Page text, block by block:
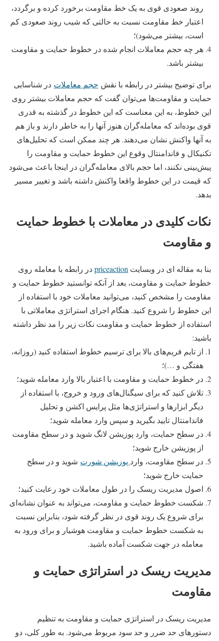
روند صعودی قوی به یک خط مقاومت برخورد کرده و برگردد،
اعتبار خط مقاومت نسبت به حالتی که شیب روند صعودی کم
است، بیشتر می‌شود)؛
هر چه حجم معاملات انجام شده در خطوط حمایت و مقاومت
بیشتر باشد.
برای توضیح بیشتر در رابطه با نقش حجم معاملات در شناسایی
حمایت و مقاومت‌ها می‌توان گفت که حجم معاملات بیشتر روی
این خطوط، به این معناست که این خطوط در گذشته به قدری
قوی بوده‌‌اند که ‌معامله‌گران هنوز آنها را به خاطر دارند و باز هم
به آنها واکنش نشان می‌دهند. هر چند ممکن است که تحلیل‌های
تکنیکال و فاندامنتال وقوع این خطوط حمایت و مقاومت را
‌پیش‌بینی نکنند، اما حجم بالای ‌معامله‌گران در اینجا باعث می‌شود
که قیمت در این خطوط واقعا واکنش داشته باشد و تغییر مسیر
بدهد.
نکات کلیدی در معاملات با خطوط حمایت
و مقاومت
بنا به مقاله ای در وبسایت priceactionدر رابطه با معامله روی
خطوط حمایت و مقاومت، بعد از آنکه توانستید خطوط حمایت و
مقاومت را مشخص کنید، می‌توانید معاملات خود با استفاده از
این خطوط را شروع کنید. هنگام اجرای استراتژی معاملاتی با
استفاده از خطوط حمایت و مقاومت نکات زیر را مد نظر داشته
باشید:
از تایم فریم‌های بالا برای ترسیم خطوط استفاده کنید (روزانه،
هفتگی و …)؛
در خطوط حمایت و مقاومت با اعتبار بالا وارد معامله شوید؛
تلاش کنید که برای سیگنال‌های ورود و خروج، با استفاده از
دیگر ابزارها و استراتژی‌ها مثل پرایس اکشن و تحلیل
فاندامنتال تایید بگیرید و سپس وارد معامله شوید؛
در سطح حمایت، وارد پوزیشن لانگ شوید و در سطح مقاومت
از پوزیشن خارج شوید؛
در سطح مقاومت، وارد پوزیشن شورت شوید و در سطح
حمایت خارج شوید؛
اصول مدیریت ریسک را در طول معاملات خود رعایت کنید؛
شکست خطوط حمایت و مقاومت، می‌تواند به عنوان نشانه‌ای
برای شروع یک روند قوی در نظر گرفته شود، بنابراین نسبت
به شکست خطوط حمایت و مقاومت هوشیار و برای ورود به
معامله در جهت شکست آماده باشید.
مدیریت ریسک در استراتژی حمایت و
مقاومت
مدیریت ریسک در استراتژی حمایت و مقاومت به تنظیم
دستورهای حد ضرر و حد سود مربوط می‌شود. به طور کلی، دو